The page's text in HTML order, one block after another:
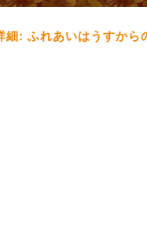
細: ふれあいはうすから